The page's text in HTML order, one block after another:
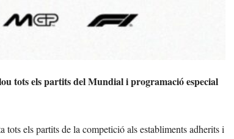
tots els partits del Mundial i programació especial
els partits de la competició als establiments adherits i